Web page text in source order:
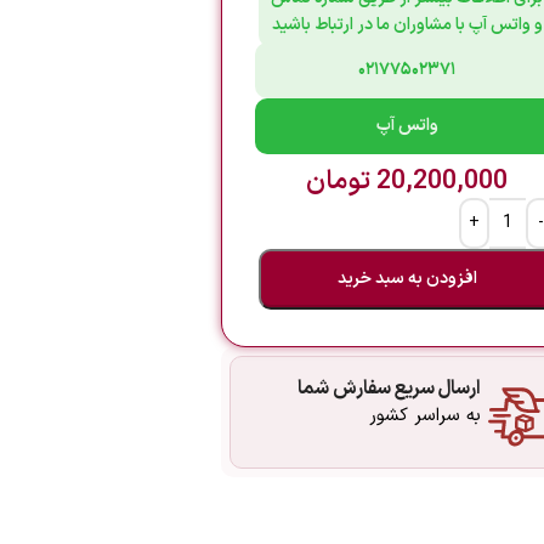
و واتس آپ با مشاوران ما در ارتباط باشید
۰۲۱۷۷۵۰۲۳۷۱
واتس آپ
20,200,000تومان
افزودن به سبد خرید
ارسال سریع سفارش شما
به سراسر کشور